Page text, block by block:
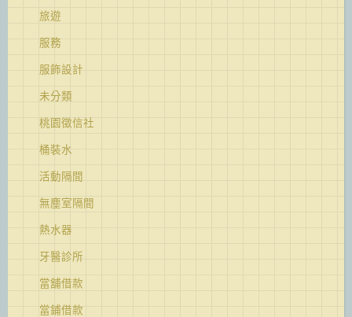
旅遊
服務
服飾設計
未分類
桃園徵信社
桶裝水
活動隔間
無塵室隔間
熱水器
牙醫診所
當舖借款
當鋪借款